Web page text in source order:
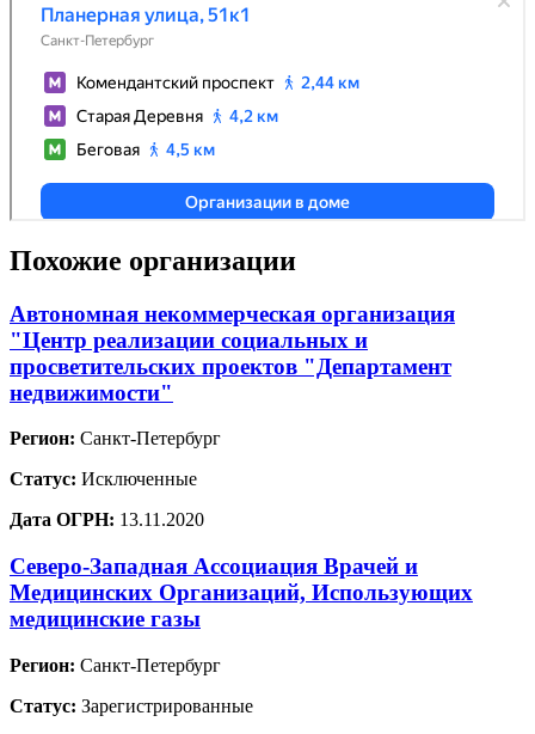
Похожие организации
Автономная некоммерческая организация
"Центр реализации социальных и
просветительских проектов "Департамент
недвижимости"
Регион: Санкт-Петербург
Статус: Исключенные
Дата ОГРН: 13.11.2020
Северо-Западная Ассоциация Врачей и
Медицинских Организаций, Использующих
медицинские газы
Регион: Санкт-Петербург
Статус: Зарегистрированные